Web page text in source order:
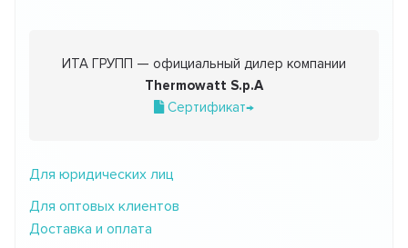
ИТА ГРУПП — официальный дилер компании
Thermowatt S.p.A
Сертификат→
Для юридических лиц
Для оптовых клиентов
Доставка и оплата